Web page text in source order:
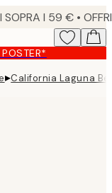
▸California Laguna